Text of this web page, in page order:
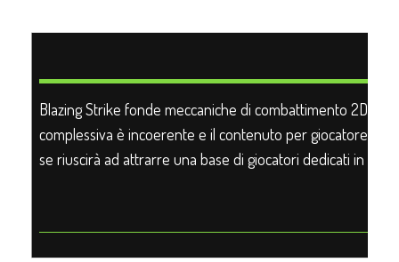
Blazing Strike fonde meccaniche di combattimento 2D
complessiva è incoerente e il contenuto per giocatore
se riuscirà ad attrarre una base di giocatori dedicati in